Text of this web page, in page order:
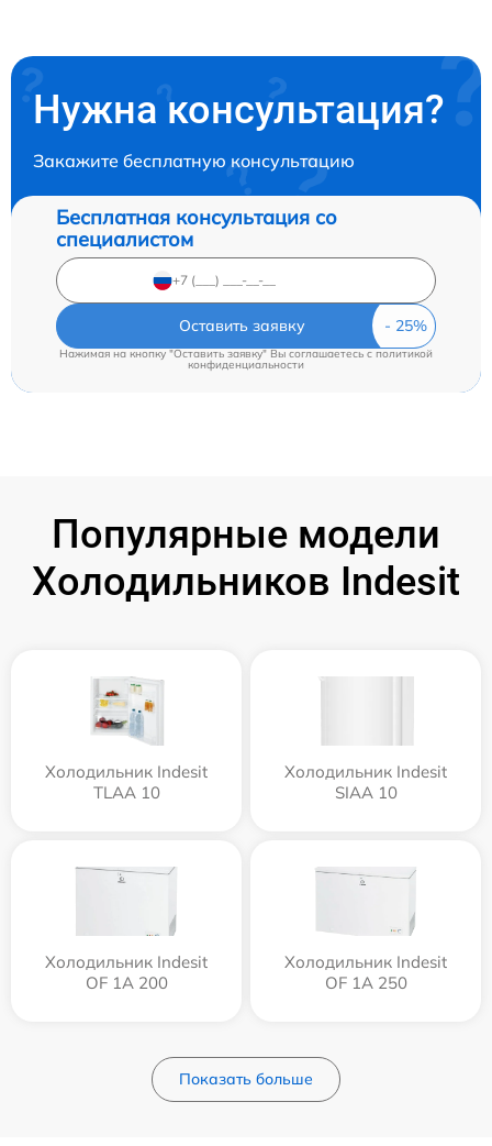
Нужна консультация?
Закажите бесплатную консультацию
Бесплатная консультация со
специалистом
Оставить заявку
Нажимая на кнопку "Оставить заявку" Вы соглашаетесь cполитикой
конфиденциальности
Популярные модели
Холодильников Indesit
Холодильник Indesit
TLAA 10
Холодильник Indesit
SIAA 10
Холодильник Indesit
OF 1A 200
Холодильник Indesit
OF 1A 250
Показать больше